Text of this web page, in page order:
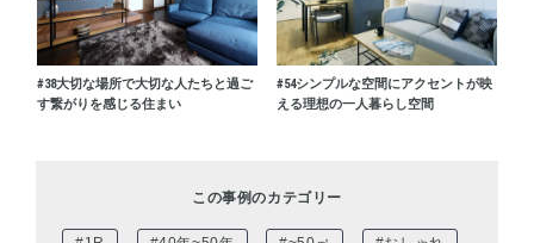
#38大切な場所で大切な人たちと過ご
す繋がりを感じる住まい
#54シンプルな空間にアクセントが映
える理想の一人暮らし空間
この事例のカテゴリー